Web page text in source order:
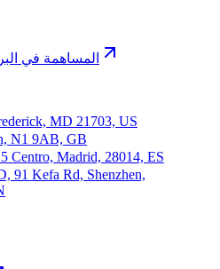
المساهمة في
MD 21703, US
N1 9AB, GB
Centro, Madrid, 28014, ES
91 Kefa Rd, Shenzhen,